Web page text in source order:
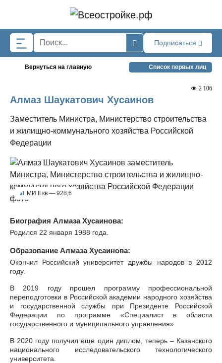
Подписаться
Вернуться на главную Список первых лиц
Алмаз Шаукатович Хусаинов
2 106
Заместитель Министра, Министерство строительства
и жилищно-коммунального хозяйства Российской
Федерации
МИ II кв — 928,6
Биография Алмаза Хусаинова:
Родился 22 января 1988 года.
Образование Алмаза Хусаинова:
Окончил Российский университет дружбы народов в 2012
году.
В 2019 году прошел программу профессиональной
переподготовки в Российской академии народного хозяйства
и государственной службы при Президенте Российской
Федерации по программе «Специалист в области
государственного и муниципального управления»
В 2020 году получил еще один диплом, теперь – Казанского
национального исследовательского технологического
университета.